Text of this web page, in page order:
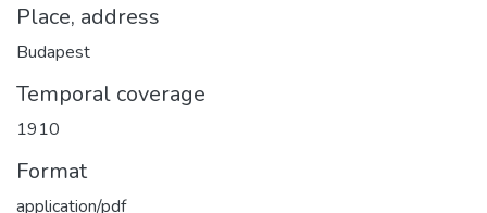
Place, address
Budapest
Temporal coverage
1910
Format
application/pdf